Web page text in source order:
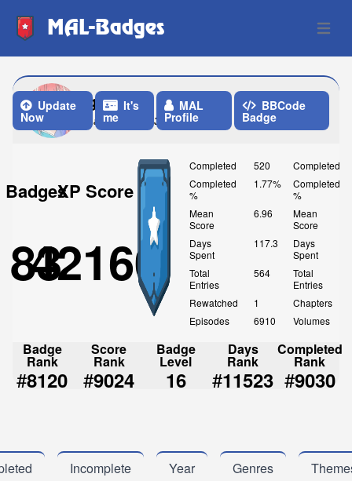
MAL-Badges Open
guyklc
Last Update: 3 Days ago
Update
Now
It's
me
MAL
Profile
BBCode
Badge
Badges
83
XP Score
42160
Completed
520
Completed
%
1.77%
Mean
Score
6.96
Days
Spent
117.3
Total
Entries
564
Rewatched
1
Episodes
6910
Completed
Completed
%
Mean
Score
Days
Spent
Total
Entries
Chapters
Volumes
Badge
Rank
#8120
Score
Rank
#9024
Badge
Level
16
Days
Rank
#11523
Completed
Rank
#9030
Incomplete Year Genres